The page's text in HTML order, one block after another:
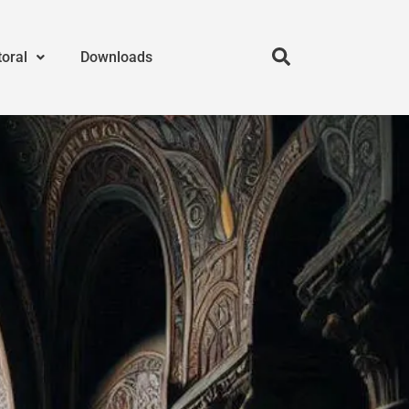
Downloads